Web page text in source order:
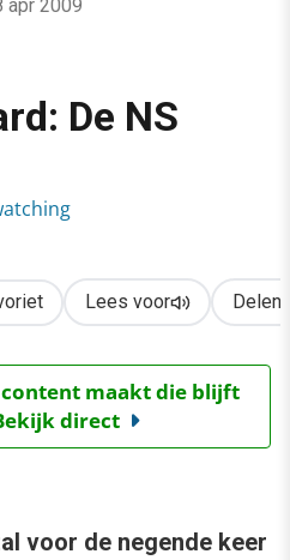
apr 2009
De NS
Lees voor Delen
content maakt die blijft
direct
voor de negende keer